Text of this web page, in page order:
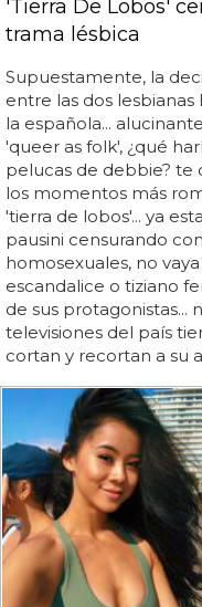
'Tierra De Lobos'
trama lésbica
Supuestamente, la
entre las dos lesbianas
la española...
'queer as folk', ¿qué
pelucas de debbie? te
los momentos más
'tierra de lobos'... ya
pausini censurando
homosexuales, no
escandalice o tiziano
de sus protagonistas...
televisiones del país
cortan y recortan a su